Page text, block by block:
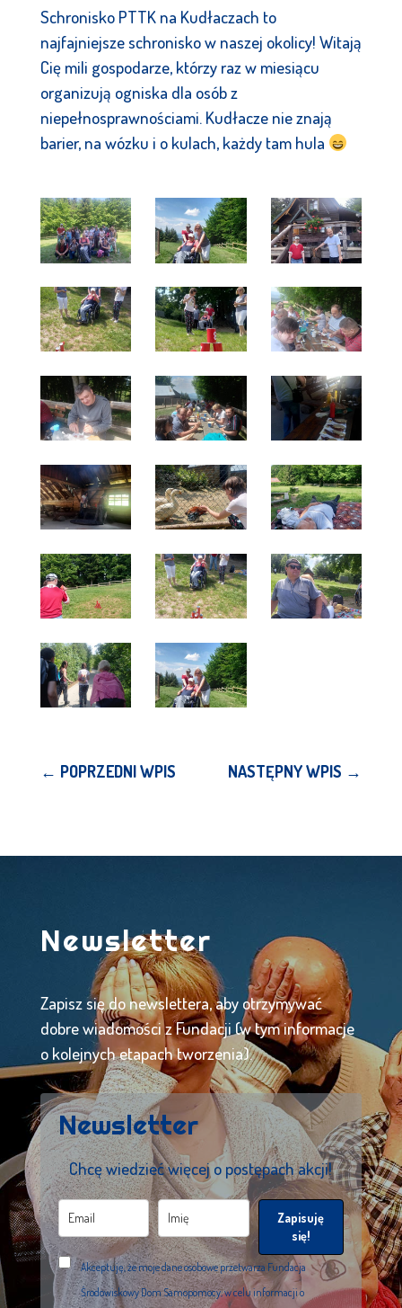
Schronisko PTTK na Kudłaczach to
najfajniejsze schronisko w naszej okolicy! Witają
Cię mili gospodarze, którzy raz w miesiącu
organizują ogniska dla osób z
niepełnosprawnościami. Kudłacze nie znają
barier, na wózku i o kulach, każdy tam hula
← POPRZEDNI WPIS NASTĘPNY WPIS →
Newsletter
Zapisz się do newslettera, aby otrzymywać
dobre wiadomości z Fundacji (w tym informacje
o kolejnych etapach tworzenia).
Newsletter
Chcę wiedzieć więcej o postępach akcji!
Zapisuję
się!
Akceptuję, że moje dane osobowe przetwarza Fundacja
Środowiskowy Dom Samopomocy, w celu informacji o